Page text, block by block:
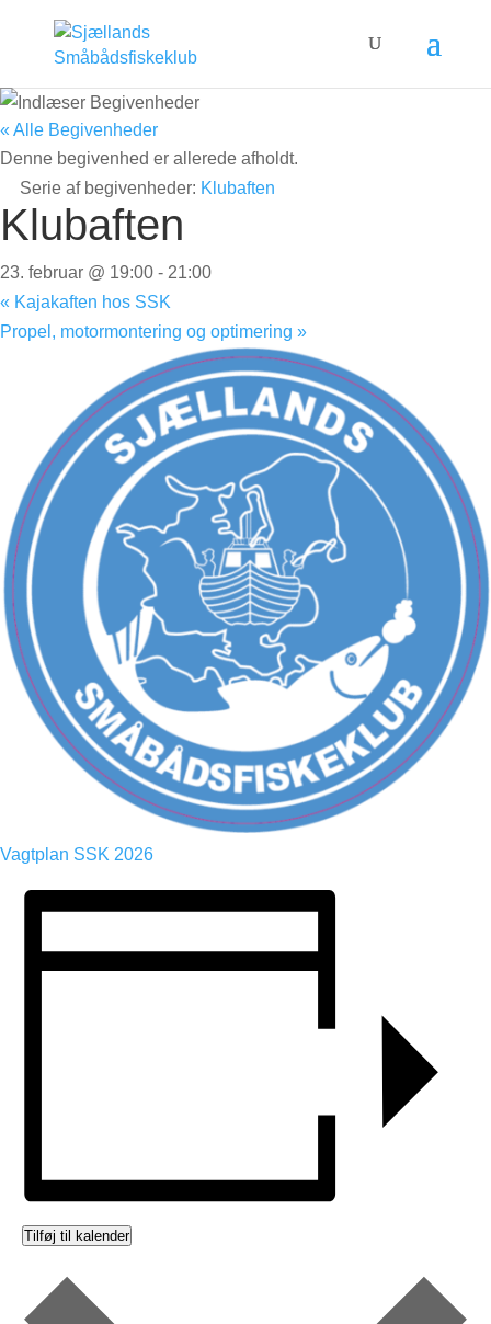
« Alle Begivenheder
Denne begivenhed er allerede afholdt.
Serie af begivenheder: Klubaften
Klubaften
23. februar @ 19:00 - 21:00
« Kajakaften hos SSK
Propel, motormontering og optimering »
Vagtplan SSK 2026
Tilføj til kalender